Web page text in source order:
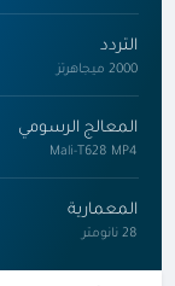
التردد
2000 ميجاهرتز
المعالج الرسومي
Mali-T628 MP4
المعمارية
28 نانومتر